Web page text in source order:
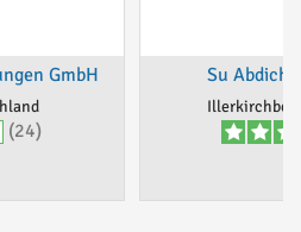
GmbH
(24)
Su